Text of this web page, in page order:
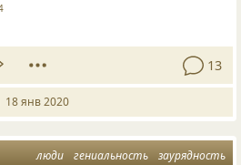
13
18 янв 2020
люди гениальность заурядность